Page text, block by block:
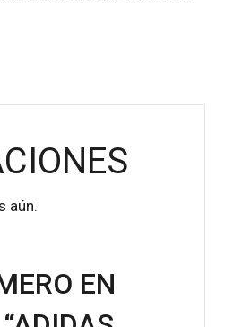
aún.
EN